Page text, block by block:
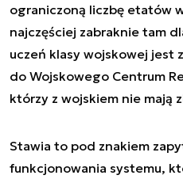
ograniczoną liczbę etatów
najczęściej zabraknie tam
uczeń klasy wojskowej jest
do Wojskowego Centrum
którzy z wojskiem nie mają
Stawia to pod znakiem
funkcjonowania systemu,